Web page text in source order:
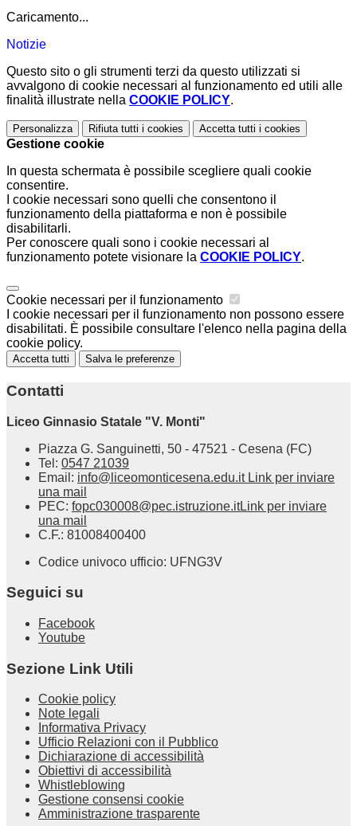
Caricamento...
Notizie
Questo sito o gli strumenti terzi da questo utilizzati si
avvalgono di cookie necessari al funzionamento ed utili alle
finalità illustrate nella COOKIE POLICY.
Personalizza Rifiuta tutti i cookies Accetta tutti i cookies
Gestione cookie
In questa schermata è possibile scegliere quali cookie
consentire.
I cookie necessari sono quelli che consentono il
funzionamento della piattaforma e non è possibile
disabilitarli.
Per conoscere quali sono i cookie necessari al
funzionamento potete visionare la COOKIE POLICY.
Cookie necessari per il funzionamento
I cookie necessari per il funzionamento non possono essere
disabilitati. È possibile consultare l'elenco nella pagina della
cookie policy.
Accetta tutti Salva le preferenze
Contatti
Liceo Ginnasio Statale "V. Monti"
Piazza G. Sanguinetti, 50 - 47521 - Cesena (FC)
Tel: 0547 21039
Email: info@liceomonticesena.edu.it Link per inviare
una mail
PEC: fopc030008@pec.istruzione.itLink per inviare
una mail
C.F.: 81008400400
Codice univoco ufficio: UFNG3V
Seguici su
Facebook
Youtube
Sezione Link Utili
Cookie policy
Note legali
Informativa Privacy
Ufficio Relazioni con il Pubblico
Dichiarazione di accessibilità
Obiettivi di accessibilità
Whistleblowing
Gestione consensi cookie
Amministrazione trasparente